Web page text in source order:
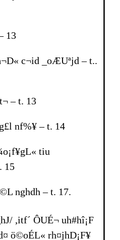
13
c¬id _oÆUªjd – t..
– t. 13
nf%¥ – t. 14
tiu
15
nghdh­ – t. 17.
,itf´ ÔUÉ¬ uh#hî¡F
ö©oÉL« rh¤jhD¡F¥